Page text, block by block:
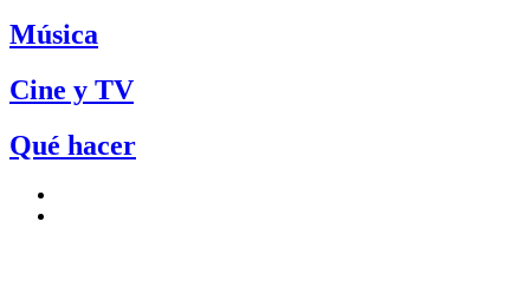
Música
Cine y TV
Qué hacer